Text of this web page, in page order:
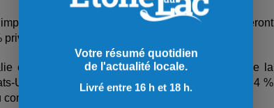
des voyageurs. Parmi ceux qui voyageront
les provinces maritimes.
en tête (30 %), suivie de l’Espagne (23 %), de la
Unis peinent à regagner en popularité : à peine 4 %
à celui de l’an dernier.
Votre résumé quotidien
de l'actualité locale.
Livré entre 16 h et 18 h.